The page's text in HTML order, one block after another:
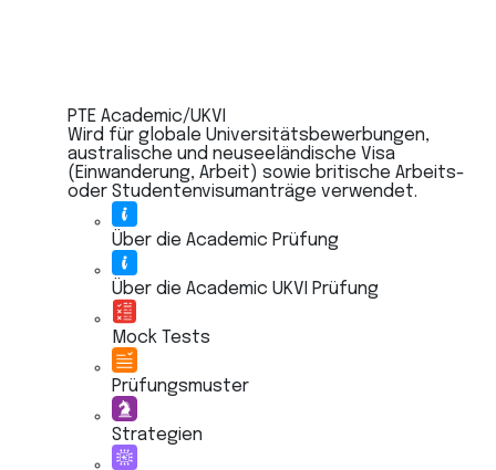
PTE Academic/UKVI
Wird für globale Universitätsbewerbungen,
australische und neuseeländische Visa
(Einwanderung, Arbeit) sowie britische Arbeits-
oder Studentenvisumanträge verwendet.
Über die Academic Prüfung
Über die Academic UKVI Prüfung
Mock Tests
Prüfungsmuster
Strategien